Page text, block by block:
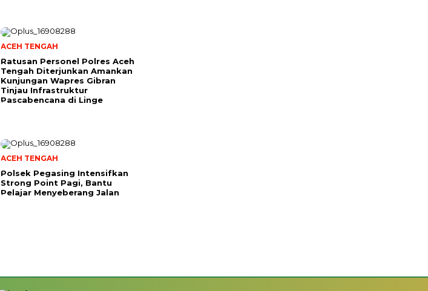
ACEH TENGAH
Ratusan Personel Polres Aceh
Tengah Diterjunkan Amankan
Kunjungan Wapres Gibran
Tinjau Infrastruktur
Pascabencana di Linge
ACEH TENGAH
Polsek Pegasing Intensifkan
Strong Point Pagi, Bantu
Pelajar Menyeberang Jalan